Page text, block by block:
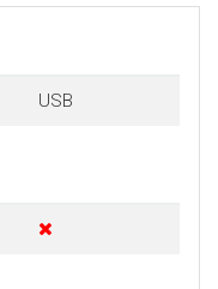
USB